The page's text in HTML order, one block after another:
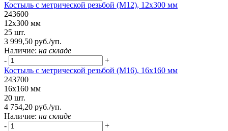
Костыль с метрической резьбой (М12), 12х300 мм
243600
12х300 мм
25 шт.
3 999,50 руб./уп.
Наличие: на складе
-
+
Костыль с метрической резьбой (М16), 16х160 мм
243700
16х160 мм
20 шт.
4 754,20 руб./уп.
Наличие: на складе
-
+